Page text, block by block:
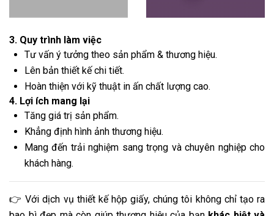
3. Quy trình làm việc
Tư vấn ý tưởng theo sản phẩm & thương hiệu.
Lên bản thiết kế chi tiết.
Hoàn thiện với kỹ thuật in ấn chất lượng cao.
4. Lợi ích mang lại
Tăng giá trị sản phẩm.
Khẳng định hình ảnh thương hiệu.
Mang đến trải nghiệm sang trọng và chuyên nghiệp cho
khách hàng.
👉 Với dịch vụ thiết kế hộp giấy, chúng tôi không chỉ tạo ra